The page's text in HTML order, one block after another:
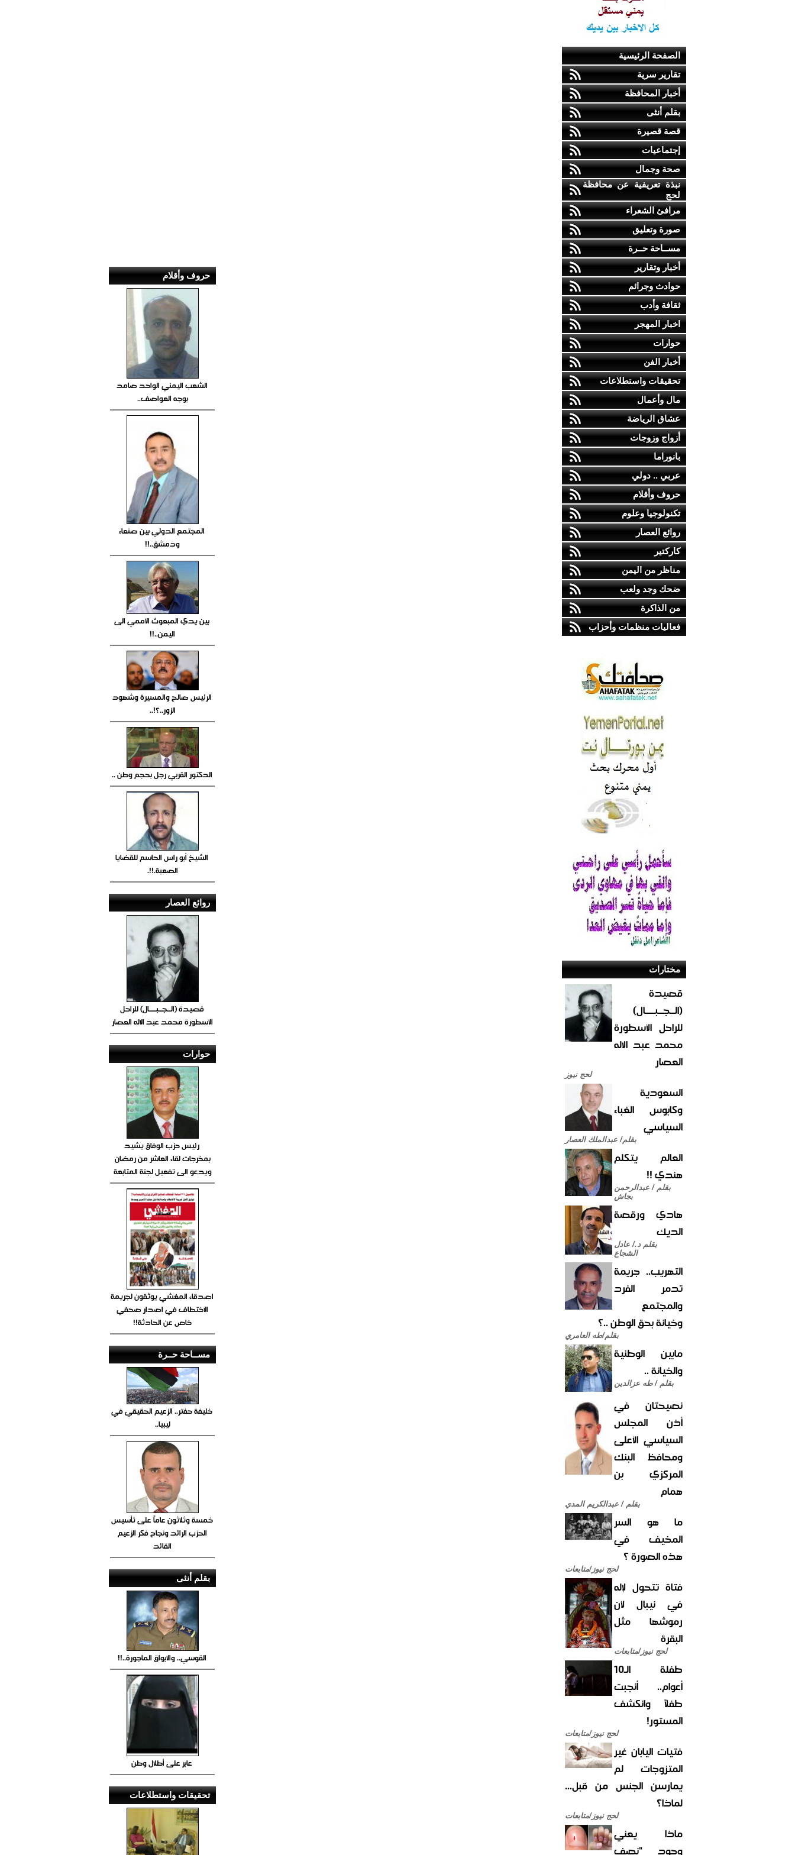
الصفحة الرئيسية
تقارير سرية
أخبار المحافظة
بقلم أنثى
قصة قصيرة
إجتماعيات
صحة وجمال
نبذة تعريفية عن محافظة
لحج
مرافئ الشعراء
صورة وتعليق
مســاحة حــرة
أخبار وتقارير
حوادث وجرائم
ثقافة وأدب
اخبار المهجر
حوارات
أخبار الفن
تحقيقات واستطلاعات
مال وأعمال
عشاق الرياضة
أزواج وزوجات
بانوراما
عربي .. دولي
حروف وأقلام
تكنولوجيا وعلوم
روائع العصار
كاركتير
مناظر من اليمن
ضحك وجد ولعب
من الذاكرة
فعاليات منظمات وأحزاب
مختارات
قصيدة
(الــجــبــــال)
للراحل الأسطورة
محمد عبد الاله
العصار
لحج نيوز
السعودية
وكابوس الغباء
السياسي
بقلم/ عبدالملك العصار
العالم يتكلم
هندي !!
بقلم / عبدالرحمن
بجاش
هادي ورقصة
الديك
بقلم د./ عادل
الشجاع
التهريب.. جريمة
تدمر الفرد
والمجتمع
وخيانة بحق الوطن ..؟
بقلم/طه العامري
مابين الوطنية
والخيانة ..
بقلم / طه عزالدين
نصيحتان في
أذن المجلس
السياسي الأعلى
ومحافظ البنك
المركزي بن
همام
بقلم / عبدالكريم المدي
ما هو السر
المخيف في
هذه الصورة ؟
لحج نيوز/متابعات
فتاة تتحول لإله
في نيبال لأن
رموشها مثل
البقرة
لحج نيوز/متابعات
طفلة الـ10
أعوام.. أنجبت
طفلاً وانكشف
المستور!
لحج نيوز/متابعات
فتيات اليابان غير
المتزوجات لم
يمارسن الجنس من قبل...
لماذا؟
لحج نيوز/متابعات
ماذا يعني
وجود "نصف
حروف وأقلام
الشعب اليمني الواحد صامد
بوجه العواصف..
المجتمع الدولي بين صنعاء
ودمشق..!!
بين يدي المبعوث الأممي الى
اليمن..!!
الرئيس صالح والمسيرة وشهود
الزور..؟!..
الدكتور القربي رجل بحجم وطن ..
الشيخ أبو راس الحاسم للقضايا
الصعبة.!!.
روائع العصار
قصيدة (الــجــبــــال) للراحل
الأسطورة محمد عبد الاله العصار
حوارات
رئيس حزب الوفاق يشيد
بمخرجات لقاء العاشر من رمضان
ويدعو الى تفعيل لجنة المتابعة
اصدقاء المغشي يوثقون لجريمة
الاختطاف في اصدار صحفي
خاص عن الحادثة!!
مســاحة حــرة
خليفة حفتر.. الزعيم الحقيقي في
ليبيا..
خمسة وثلاثون عاماً على تأسيس
الحزب الرائد ونجاح فكر الزعيم
القائد
بقلم أنثى
القوسي.. والابواق الماجورة..!!
عابر على أطلال وطن
تحقيقات واستطلاعات